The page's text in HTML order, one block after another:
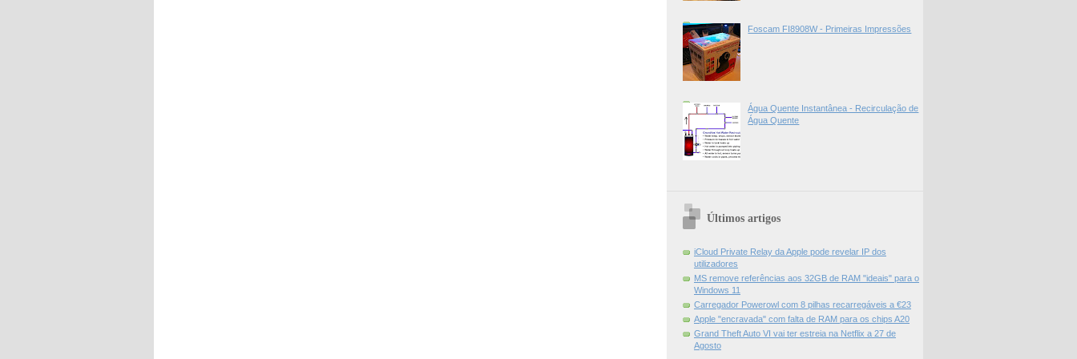
Foscam FI8908W - Primeiras Impressões
Água Quente Instantânea - Recirculação de
Água Quente
Últimos artigos
iCloud Private Relay da Apple pode revelar IP dos
utilizadores
MS remove referências aos 32GB de RAM "ideais" para o
Windows 11
Carregador Powerowl com 8 pilhas recarregáveis a €23
Apple "encravada" com falta de RAM para os chips A20
Grand Theft Auto VI vai ter estreia na Netflix a 27 de
Agosto